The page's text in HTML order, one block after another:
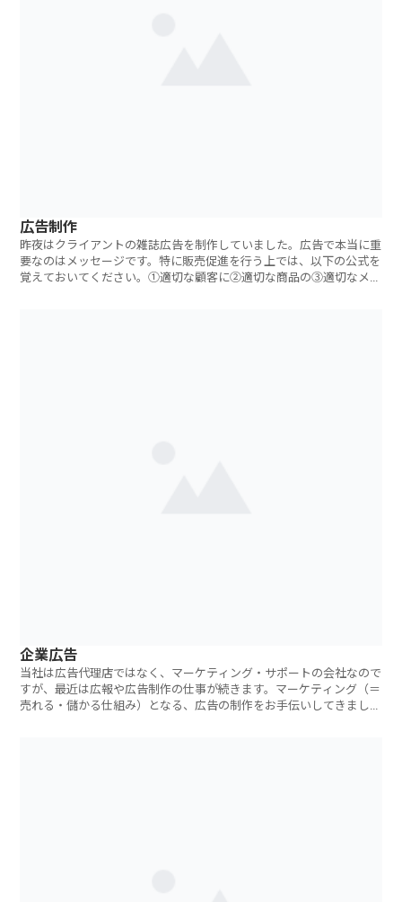
広告制作
昨夜はクライアントの雑誌広告を制作していました。広告で本当に重
要なのはメッセージです。特に販売促進を行う上では、以下の公式を
覚えておいてください。①適切な顧客に②適切な商品の③適切なメッ
企業広告
当社は広告代理店ではなく、マーケティング・サポートの会社なので
すが、最近は広報や広告制作の仕事が続きます。マーケティング（＝
売れる・儲かる仕組み）となる、広告の制作をお手伝いしてきました